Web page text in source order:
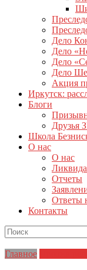
Дело
Дело
Дело
Дело
Акция
Иркутск:
Блоги
Друзья
Школа
О нас
О нас
Отчеты
Ответы
Контакты
Главное